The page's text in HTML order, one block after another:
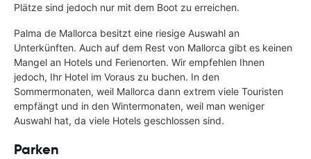
Plätze sind jedoch nur mit dem Boot zu erreichen.
Palma de Mallorca besitzt eine riesige Auswahl an
Unterkünften. Auch auf dem Rest von Mallorca gibt es keinen
Mangel an Hotels und Ferienorten. Wir empfehlen Ihnen
jedoch, Ihr Hotel im Voraus zu buchen. In den
Sommermonaten, weil Mallorca dann extrem viele Touristen
empfängt und in den Wintermonaten, weil man weniger
Auswahl hat, da viele Hotels geschlossen sind.
Parken